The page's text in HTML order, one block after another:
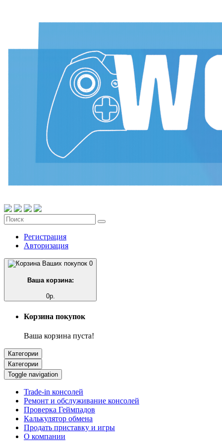
Регистрация
Авторизация
0
Ваша корзина:
0р.
Корзина покупок
Ваша корзина пуста!
Категории
Категории
Toggle navigation
Trade-in консолей
Ремонт и обслуживание консолей
Проверка Геймпадов
Калькулятор обмена
Продать приставку и игры
О компании